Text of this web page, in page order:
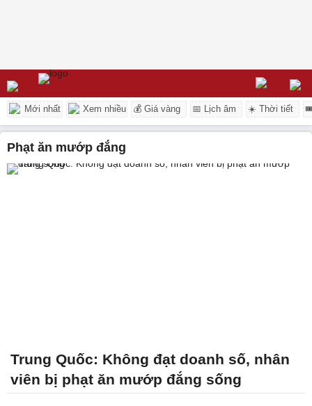
Mới nhất Xem nhiều 💰 Giá vàng 📅 Lịch âm ☀️ Thời tiết
phạt ăn mướp đắng
Trung Quốc: Không đạt doanh số, nhân
viên bị phạt ăn mướp đắng sống